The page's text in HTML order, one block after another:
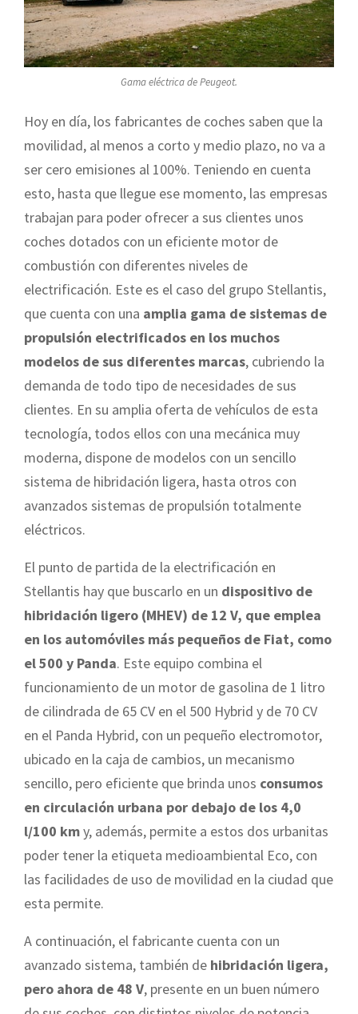
Gama eléctrica de Peugeot.
Hoy en día, los fabricantes de coches saben que la
movilidad, al menos a corto y medio plazo, no va a
ser cero emisiones al 100%. Teniendo en cuenta
esto, hasta que llegue ese momento, las empresas
trabajan para poder ofrecer a sus clientes unos
coches dotados con un eficiente motor de
combustión con diferentes niveles de
electrificación. Este es el caso del grupo Stellantis,
que cuenta con una amplia gama de sistemas de
propulsión electrificados en los muchos
modelos de sus diferentes marcas, cubriendo la
demanda de todo tipo de necesidades de sus
clientes. En su amplia oferta de vehículos de esta
tecnología, todos ellos con una mecánica muy
moderna, dispone de modelos con un sencillo
sistema de hibridación ligera, hasta otros con
avanzados sistemas de propulsión totalmente
eléctricos.
El punto de partida de la electrificación en
Stellantis hay que buscarlo en un dispositivo de
hibridación ligero (MHEV) de 12 V, que emplea
en los automóviles más pequeños de Fiat, como
el 500 y Panda. Este equipo combina el
funcionamiento de un motor de gasolina de 1 litro
de cilindrada de 65 CV en el 500 Hybrid y de 70 CV
en el Panda Hybrid, con un pequeño electromotor,
ubicado en la caja de cambios, un mecanismo
sencillo, pero eficiente que brinda unos consumos
en circulación urbana por debajo de los 4,0
l/100 kmy, además, permite a estos dos urbanitas
poder tener la etiqueta medioambiental Eco, con
las facilidades de uso de movilidad en la ciudad que
esta permite.
A continuación, el fabricante cuenta con un
avanzado sistema, también de hibridación ligera,
pero ahora de 48 V, presente en un buen número